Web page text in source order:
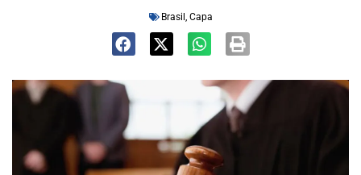
Brasil , Capa